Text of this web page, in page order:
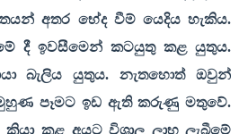
අතර භේද වීම් යෙදිය හැකිය.
දී ඉවසීමෙන් කටයුතු කළ යුතුය.
බැලිය යුතුය. නැතහොත් ඔවුන්
පෑමට ඉඩ ඇති කරුණු මතුවේ.
ක්‍රියා කළ අයට විශාල ලාභ ලැබීමේ